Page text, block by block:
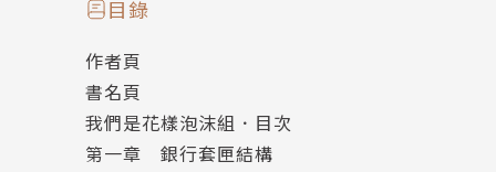
「這本小說不只是黑白分明、勸善懲惡的故事。
方的弱點。本書當中，半澤也偶爾會出現這種邪
的脈絡之下才會這麼做。」
目錄
作者頁
書名頁
我們是花樣泡沫組．目次
第一章 銀行套匣結構